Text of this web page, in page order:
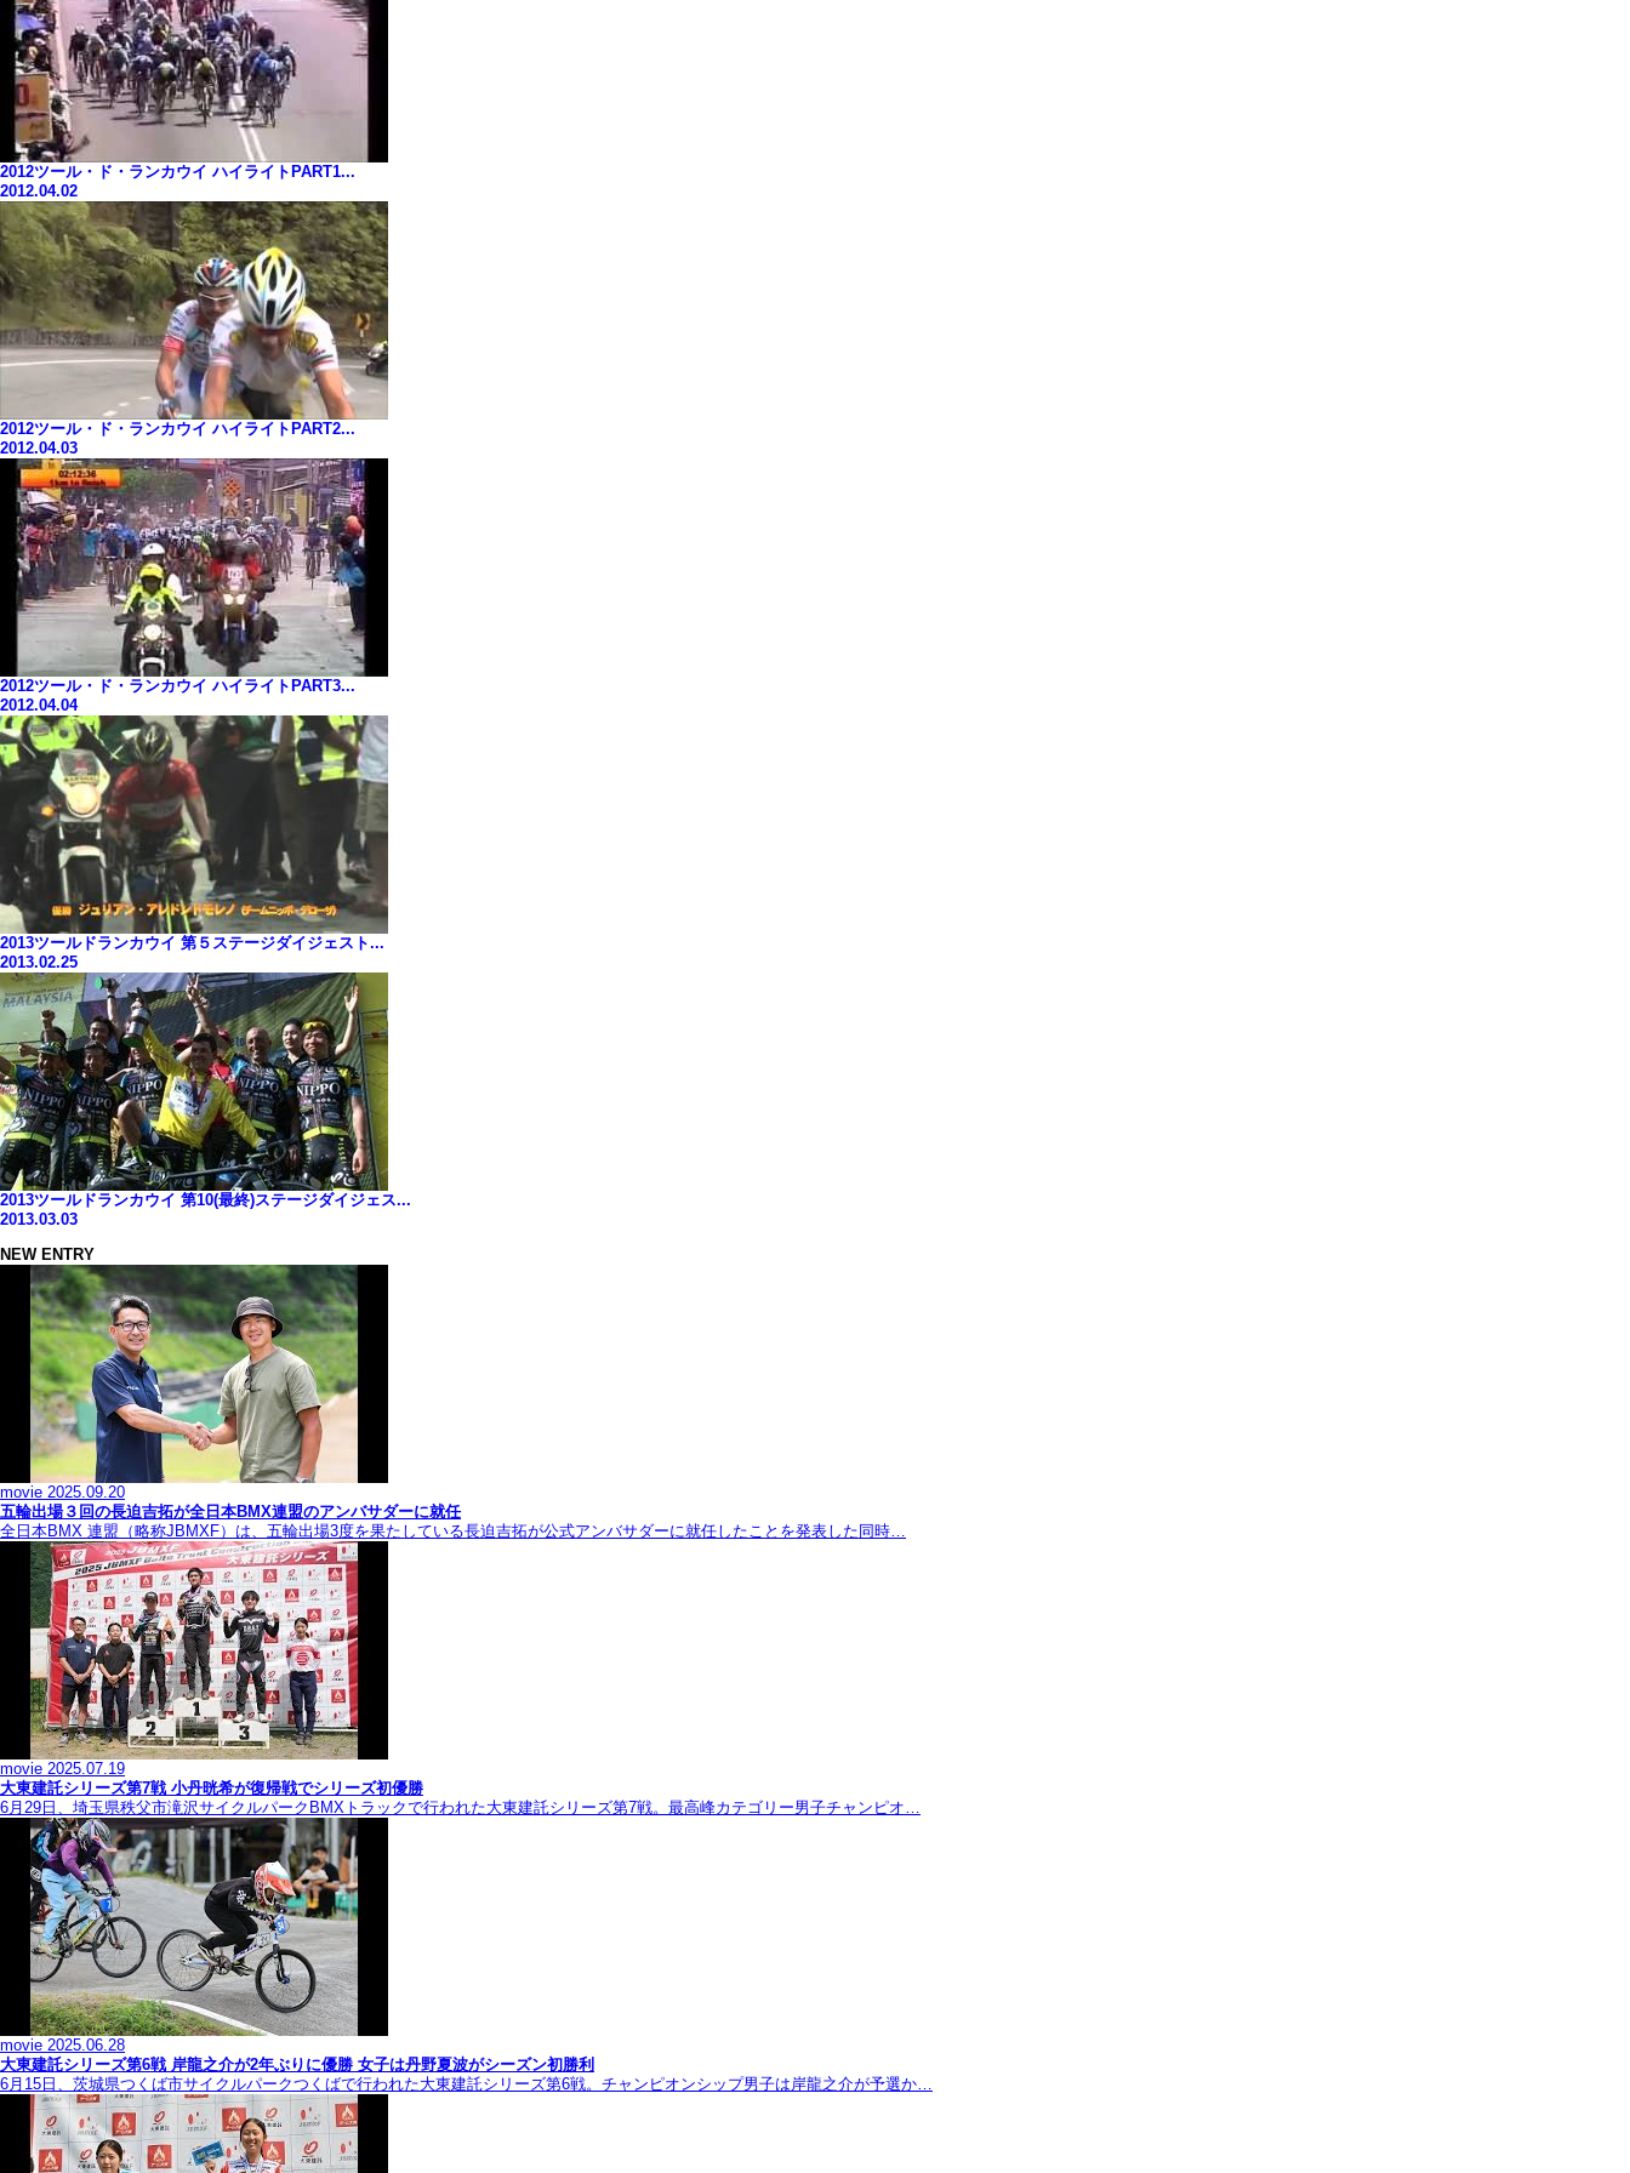
2012ツール・ド・ランカウイ ハイライトPART1...
2012.04.02
2012ツール・ド・ランカウイ ハイライトPART2...
2012.04.03
2012ツール・ド・ランカウイ ハイライトPART3...
2012.04.04
2013ツールドランカウイ 第５ステージダイジェスト...
2013.02.25
2013ツールドランカウイ 第10(最終)ステージダイジェス...
2013.03.03
NEW ENTRY
movie 2025.09.20
五輪出場３回の長迫吉拓が全日本BMX連盟のアンバサダーに就任
全日本BMX 連盟（略称JBMXF）は、五輪出場3度を果たしている長迫吉拓が公式アンバサダーに就任したことを発表した同時…
movie 2025.07.19
大東建託シリーズ第7戦 ⼩丹晄希が復帰戦でシリーズ初優勝
6月29日、埼玉県秩父市滝沢サイクルパークBMXトラックで行われた大東建託シリーズ第7戦。最高峰カテゴリー男子チャンピオ…
movie 2025.06.28
大東建託シリーズ第6戦 岸龍之介が2年ぶりに優勝 女子は丹野夏波がシーズン初勝利
6月15日、茨城県つくば市サイクルパークつくばで行われた大東建託シリーズ第6戦。チャンピオンシップ男子は岸龍之介が予選か…